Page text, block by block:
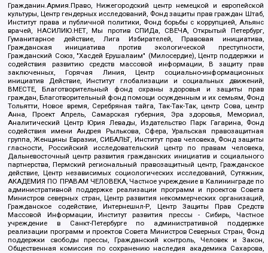
Гражданин.Армия.Право, Нижегородский центр немецкой и европейской
культуры, Центр гендерных исследований, Фонд защиты прав граждан Штаб,
Институт права и публичной политики, Фонд борьбы с коррупцией, Альянс
врачей, НАСИЛИЮ.НЕТ, Мы против СПИДа, СВЕЧА, Открытый Петербург,
Гуманитарное действие, Лига Избирателей, Правовая инициатива,
Гражданская инициатива против экологической преступности,
Гражданский Союз, "Хасдей Ерушалаим" (Милосердие), Центр поддержки и
содействия развитию средств массовой информации, В защиту прав
заключенных, Горячая Линия, Центр социально-информационных
инициатив Действие, Институт глобализации и социальных движений,
ВМЕСТЕ, Благотворительный фонд охраны здоровья и защиты прав
граждан, Благотворительный фонд помощи осужденным и их семьям, Фонд
Тольятти, Новое время, Серебряная тайга, Так-Так-Так, центр Сова, центр
Анна, Проект Апрель, Самарская губерния, Эра здоровья, Мемориал,
Аналитический Центр Юрия Левады, Издательство Парк Гагарина, Фонд
содействия имени Андрея Рылькова, Сфера, Уральская правозащитная
группа, Женщины Евразии, СИБАЛЬТ, Институт прав человека, Фонд защиты
гласности, Российский исследовательский центр по правам человека,
Дальневосточный центр развития гражданских инициатив и социального
партнерства, Пермский региональный правозащитный центр, Гражданское
действие, Центр независимых социологических исследований, Сутяжник,
АКАДЕМИЯ ПО ПРАВАМ ЧЕЛОВЕКА, Частное учреждение в Калининграде по
административной поддержке реализации программ и проектов Совета
Министров северных стран, Центр развития некоммерческих организаций,
Гражданское содействие, Интернешнл-Р, Центр Защиты Прав Средств
Массовой Информации, Институт развития прессы - Сибирь, Частное
учреждение в Санкт-Петербурге по административной поддержке
реализации программ и проектов Совета Министров Северных Стран, Фонд
поддержки свободы прессы, Гражданский контроль, Человек и Закон,
Общественная комиссия по сохранению наследия академика Сахарова,